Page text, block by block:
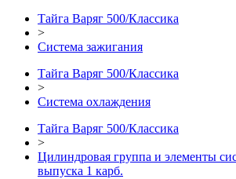
Тайга Варяг 500/Классика
>
Система зажигания
Тайга Варяг 500/Классика
>
Система охлаждения
Тайга Варяг 500/Классика
>
Цилиндровая группа и элементы
выпуска 1 карб.